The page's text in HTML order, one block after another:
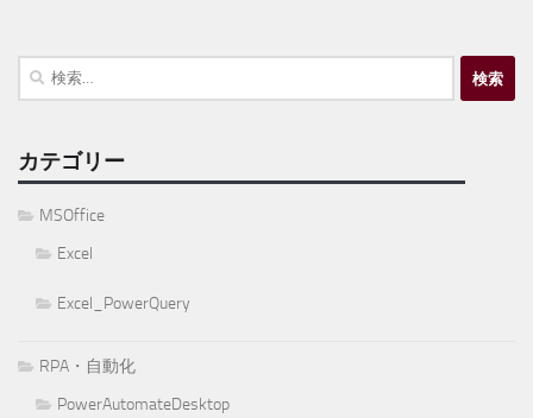
検
カテゴリー
MSOffice
Excel
Excel_PowerQuery
RPA・自動化
PowerAutomateDesktop